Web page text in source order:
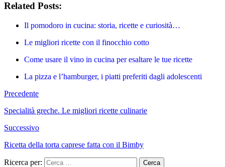
Related Posts:
Il pomodoro in cucina: storia, ricette e curiosità…
Le migliori ricette con il finocchio cotto
Come usare il vino in cucina per esaltare le tue ricette
La pizza e l’hamburger, i piatti preferiti dagli adolescenti
Precedente
Specialità greche. Le migliori ricette culinarie
Successivo
Ricetta della torta caprese fatta con il Bimby
Ricerca per: